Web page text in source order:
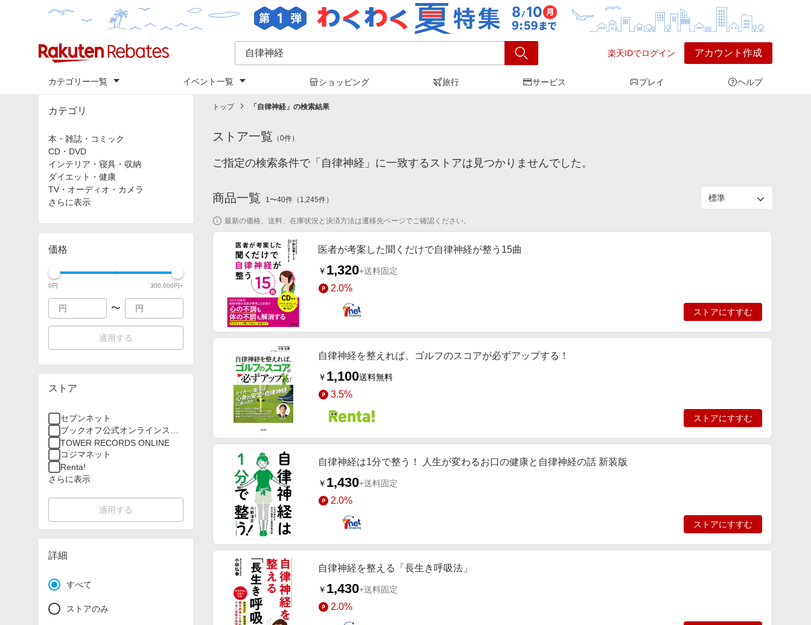
楽天IDでログイン アカウント作成
カテゴリー一覧 イベント一覧 ショッピング 旅行 サービス プレイ ヘルプ
カテゴリ
本・雑誌・コミック
CD・DVD
インテリア・寝具・収納
ダイエット・健康
TV・オーディオ・カメラ
さらに表示
価格
0円 300,000円+
〜
適用する
ストア
セブンネット
ブックオフ公式オンラインスト
ア
TOWER RECORDS ONLINE
コジマネット
Renta!
さらに表示
適用する
詳細
すべて
ストアのみ
トップ 「 自律神経 」の検索結果
ストア一覧 （0件）
ご指定の検索条件で「自律神経」に一致するストアは見つかりませんでした。
商品一覧 1〜40件 （ 1,245件）
最新の価格、送料、在庫状況と決済方法は遷移先ページでご確認ください。
医者が考案した聞くだけで自律神経が整う15曲
￥ 1,320+送料固定
2.0%
ストアにすすむ
自律神経を整えれば、ゴルフのスコアが必ずアップする！
￥ 1,100送料無料
3.5%
ストアにすすむ
自律神経は1分で整う！ 人生が変わるお口の健康と自律神経の話 新装版
￥ 1,430+送料固定
2.0%
ストアにすすむ
自律神経を整える「長生き呼吸法」
￥ 1,430+送料固定
2.0%